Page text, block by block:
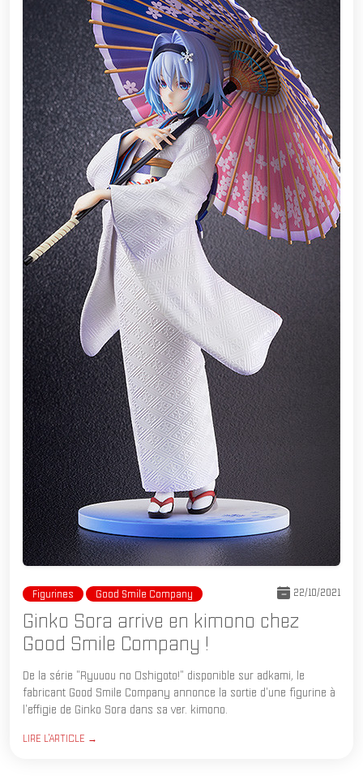
Figurines Good Smile Company 22/10/2021
Ginko Sora arrive en kimono chez
Good Smile Company !
De la série "Ryuuou no Oshigoto!" disponible sur adkami, le
fabricant Good Smile Company annonce la sortie d'une figurine à
l'effigie de Ginko Sora dans sa ver. kimono.
LIRE L'ARTICLE →